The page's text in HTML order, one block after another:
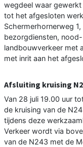
wegdeel waar
tot het afgesloten
Schermerhornerweg
bezorgdiensten,
landbouwverkeer met
met inrit aan het
Afsluiting kruising
Van 28 juli 19.00 uur
de kruising van de
tijdens deze
Verkeer wordt via
van de N243 met de